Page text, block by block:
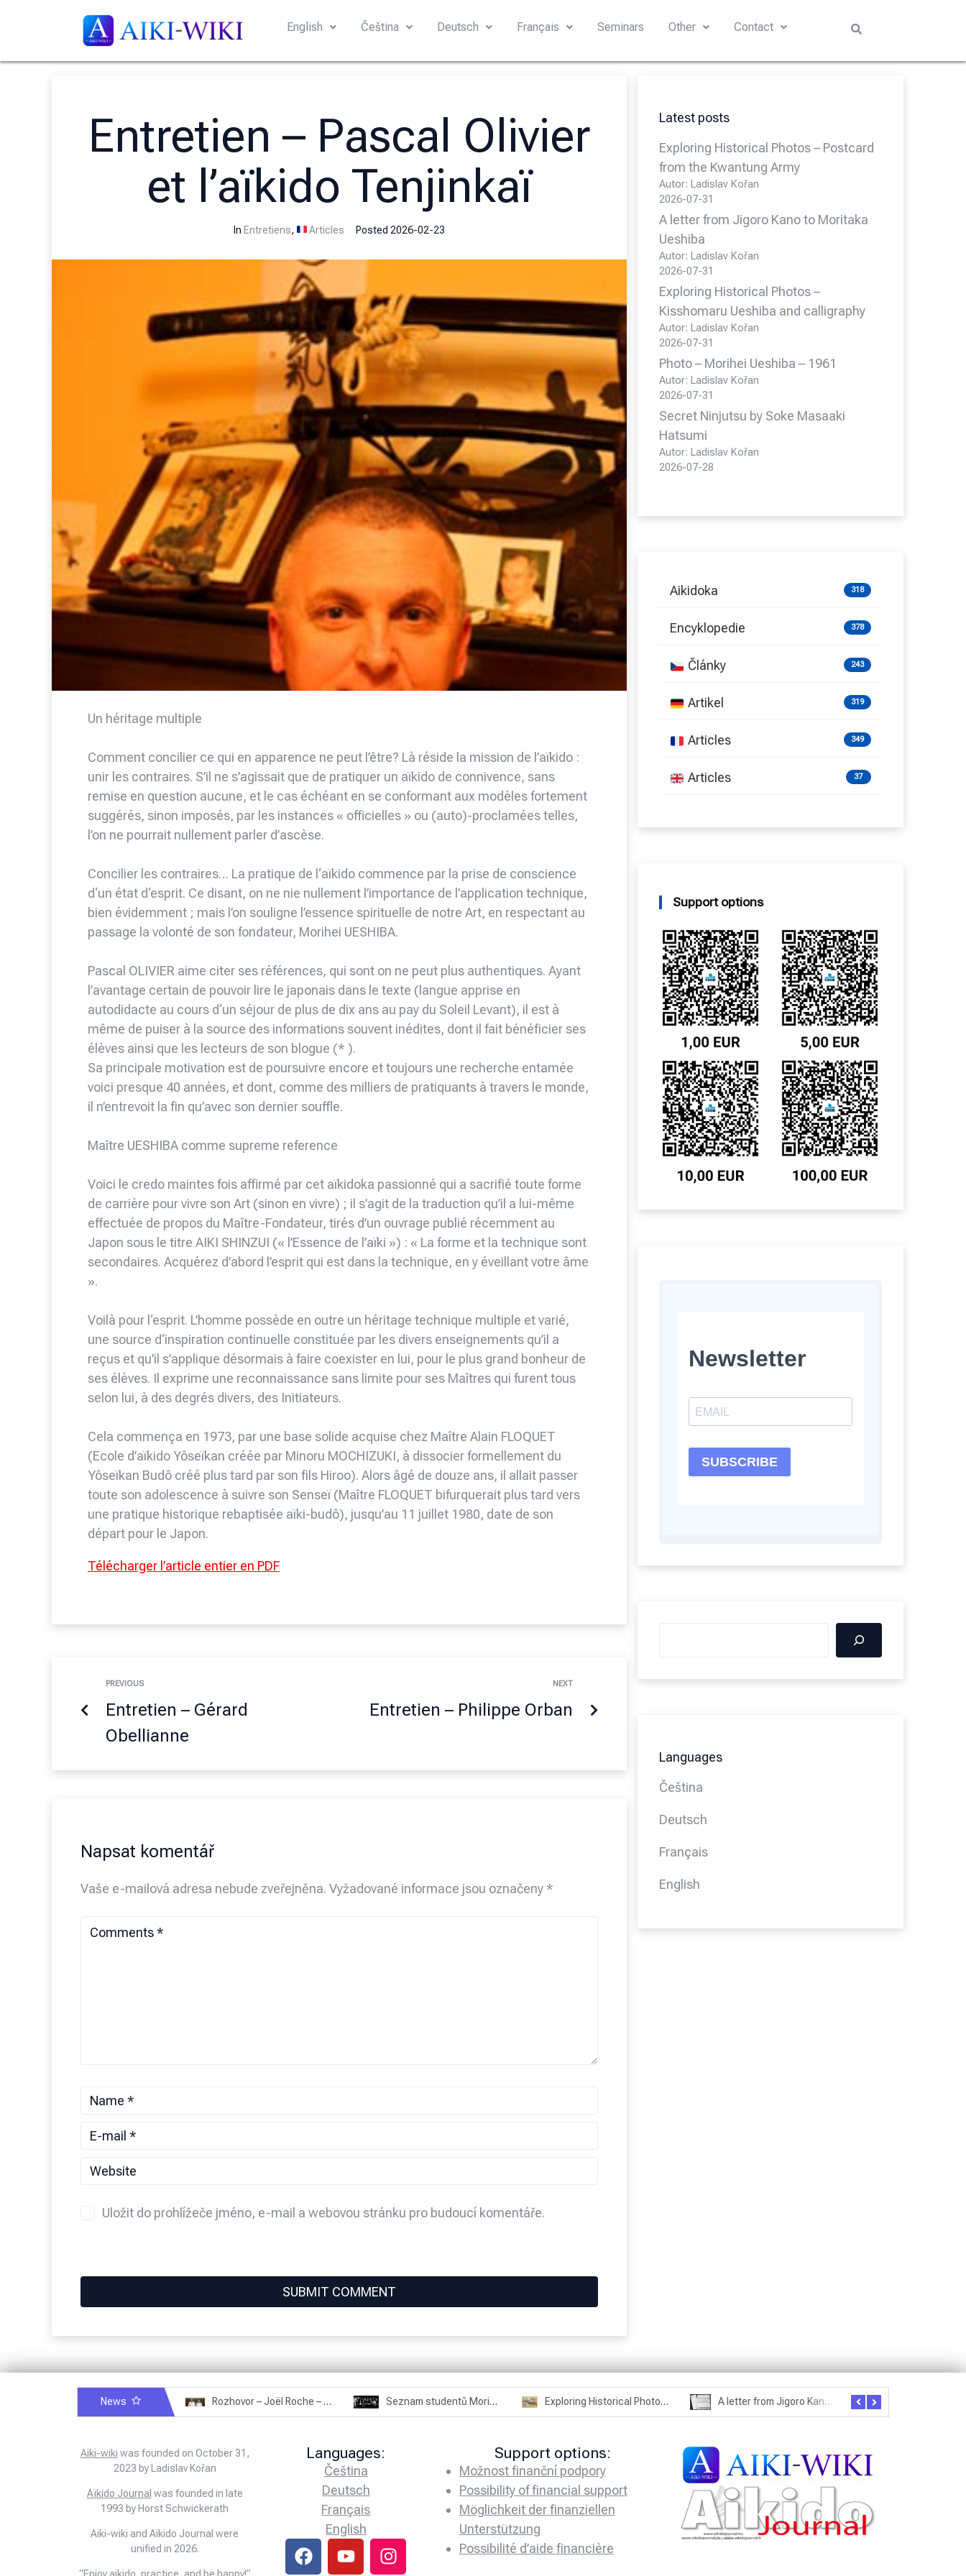
English Čeština Deutsch Français Seminars Other Contact
Entretien – Pascal Olivier
et l’aïkido Tenjinkaï
In Entretiens, Articles Posted 2026-02-23
Un héritage multiple
Comment concilier ce qui en apparence ne peut l’être? Là réside la mission de l’aïkido :
unir les contraires. S’il ne s’agissait que de pratiquer un aïkido de connivence, sans
remise en question aucune, et le cas échéant en se conformant aux modèles fortement
suggérés, sinon imposés, par les instances « officielles » ou (auto)-proclamées telles,
l’on ne pourrait nullement parler d’ascèse.
Concilier les contraires… La pratique de l‘aïkido commence par la prise de conscience
d‘un état d‘esprit. Ce disant, on ne nie nullement l’importance de l’application technique,
bien évidemment ; mais l’on souligne l’essence spirituelle de notre Art, en respectant au
passage la volonté de son fondateur, Morihei UESHIBA.
Pascal OLIVIER aime citer ses références, qui sont on ne peut plus authentiques. Ayant
l’avantage certain de pouvoir lire le japonais dans le texte (langue apprise en
autodidacte au cours d‘un séjour de plus de dix ans au pay du Soleil Levant), il est à
même de puiser à la source des informations souvent inédites, dont il fait bénéficier ses
élèves ainsi que les lecteurs de son blogue (* ).
Sa principale motivation est de poursuivre encore et toujours une recherche entamée
voici presque 40 années, et dont, comme des milliers de pratiquants à travers le monde,
il n’entrevoit la fin qu’avec son dernier souffle.
Maître UESHIBA comme supreme reference
Voici le credo maintes fois affirmé par cet aïkidoka passionné qui a sacrifié toute forme
de carrière pour vivre son Art (sinon en vivre) ; il s’agit de la traduction qu’il a lui-même
effectuée de propos du Maître-Fondateur, tirés d’un ouvrage publié récemment au
Japon sous le titre AIKI SHINZUI (« l’Essence de l’aïki ») : « La forme et la technique sont
secondaires. Acquérez d’abord l’esprit qui est dans la technique, en y éveillant votre âme
».
Voilà pour l‘esprit. L’homme possède en outre un héritage technique multiple et varié,
une source d‘inspiration continuelle constituée par les divers enseignements qu’il a
reçus et qu’il s’applique désormais à faire coexister en lui, pour le plus grand bonheur de
ses élèves. Il exprime une reconnaissance sans limite pour ses Maîtres qui furent tous
selon lui, à des degrés divers, des Initiateurs.
Cela commença en 1973, par une base solide acquise chez Maître Alain FLOQUET
(Ecole d’aïkido Yôseïkan créée par Minoru MOCHIZUKI, à dissocier formellement du
Yôseïkan Budô créé plus tard par son fils Hiroo). Alors âgé de douze ans, il allait passer
toute son adolescence à suivre son Senseï (Maître FLOQUET bifurquerait plus tard vers
une pratique historique rebaptisée aïki-budô), jusqu’au 11 juillet 1980, date de son
départ pour le Japon.
Télécharger l’article entier en PDF
PREVIOUS
Entretien – Gérard
Obellianne
NEXT
Entretien – Philippe Orban
Napsat komentář
Vaše e-mailová adresa nebude zveřejněna. Vyžadované informace jsou označeny*
Uložit do prohlížeče jméno, e-mail a webovou stránku pro budoucí komentáře.
Latest posts
Exploring Historical Photos – Postcard
from the Kwantung Army
Autor: Ladislav Kořan
2026-07-31
A letter from Jigoro Kano to Moritaka
Ueshiba
Autor: Ladislav Kořan
2026-07-31
Exploring Historical Photos –
Kisshomaru Ueshiba and calligraphy
Autor: Ladislav Kořan
2026-07-31
Photo – Morihei Ueshiba – 1961
Autor: Ladislav Kořan
2026-07-31
Secret Ninjutsu by Soke Masaaki
Hatsumi
Autor: Ladislav Kořan
2026-07-28
Aikidoka 318
Encyklopedie 378
Články 243
Artikel 319
Articles 349
Articles 37
Support options
Languages
Čeština
Deutsch
Français
English
News Rozhovor – Joël Roche – 12.4.2025 – Praha, Karlín Exploring Historical Photos – Postcard from the Kwantung Army Exploring Historical Photos – Kisshomaru Ueshiba and calligraphy
Aiki-wiki was founded on October 31,
2023 by Ladislav Kořan
Aïkido Journal was founded in late
1993 by Horst Schwickerath
Aiki-wiki and Aikido Journal were
unified in 2026.
Languages:
Čeština
Deutsch
Français
English
Support options:
Možnost finanční podpory
Possibility of financial support
Möglichkeit der finanziellen
Unterstützung
Possibilité d’aide financière